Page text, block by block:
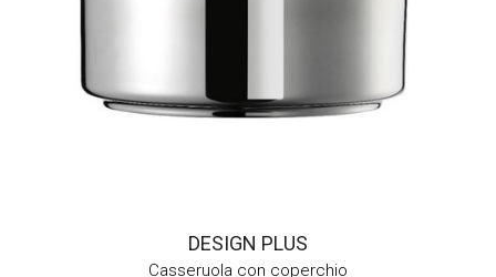
DESIGN PLUS
Casseruola con coperchio